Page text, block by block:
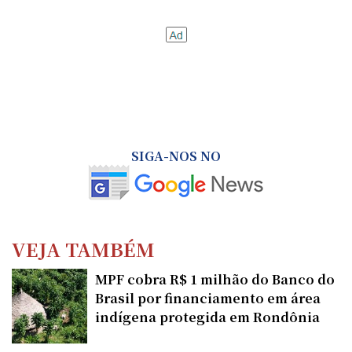
SIGA-NOS NO
VEJA TAMBÉM
MPF cobra R$ 1 milhão do Banco do
Brasil por financiamento em área
indígena protegida em Rondônia